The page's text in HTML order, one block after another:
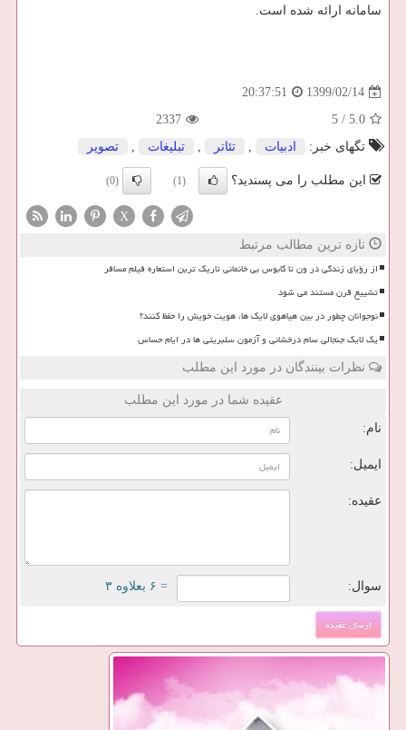
سامانه ارائه شده است.
1399/02/14
20:37:51
5.0
/
5
2337
تگهای خبر:
ادبیات , تئاتر , تبلیغات , تصویر
این مطلب را می پسندید؟ (1)
(0)
X
تازه ترین مطالب مرتبط
از رؤیای زندگی در ون تا کابوس بی خانمانی تاریک ترین استعاره فیلم مسافر
تشییع قرن مستند می شود
نوجوانان چطور در بین هیاهوی لایک ها، هویت خویش را حفظ کنند؟
یک لایک جنجالی سام درخشانی و آزمون سلبریتی ها در ایام حساس
نظرات بینندگان در مورد این مطلب
عقیده شما در مورد این مطلب
نام:
ایمیل:
عقیده:
سوال: = ۶ بعلاوه ۳